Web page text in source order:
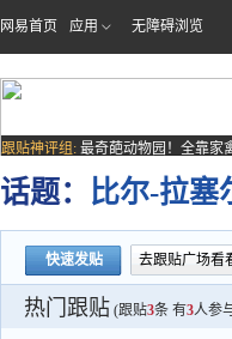
网易首页 应用 无障碍浏览
跟贴神评组: 最奇葩动物园！全靠家
场子
话题： 比尔-拉
快速发贴 去跟贴广场看
热门跟贴 (跟贴3条 有3人参